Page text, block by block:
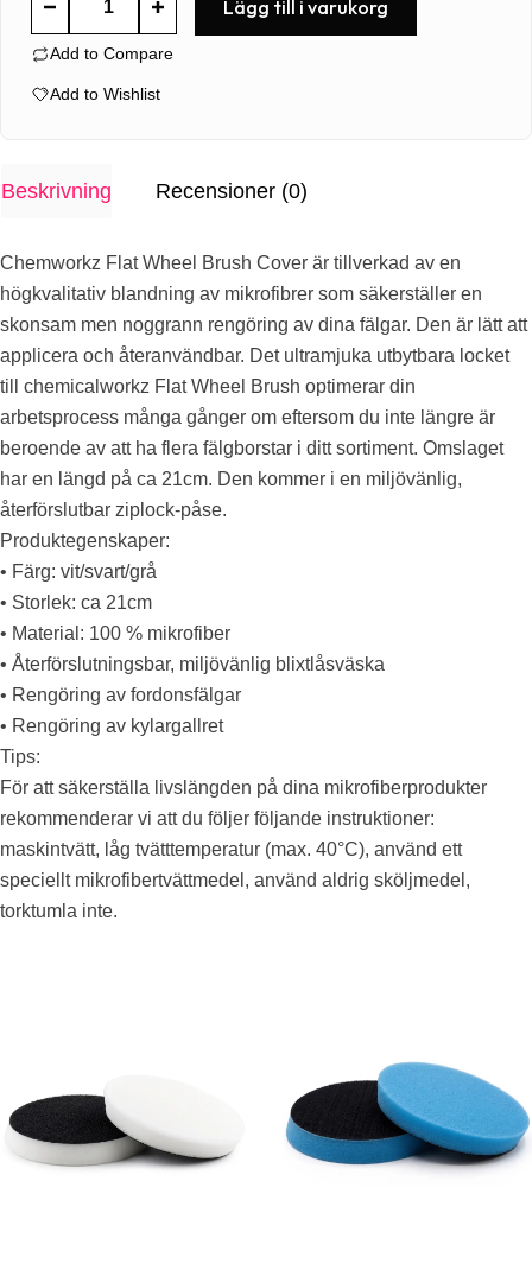
Wheel
Brush
Lägg till i varukorg
Add to Compare
Add to Wishlist
Beskrivning Recensioner (0)
Chemworkz Flat Wheel Brush Cover är tillverkad av en
högkvalitativ blandning av mikrofibrer som säkerställer en
skonsam men noggrann rengöring av dina fälgar. Den är lätt att
applicera och återanvändbar. Det ultramjuka utbytbara locket
till chemicalworkz Flat Wheel Brush optimerar din
arbetsprocess många gånger om eftersom du inte längre är
beroende av att ha flera fälgborstar i ditt sortiment. Omslaget
har en längd på ca 21cm. Den kommer i en miljövänlig,
återförslutbar ziplock-påse.
Produktegenskaper:
• Färg: vit/svart/grå
• Storlek: ca 21cm
• Material: 100 % mikrofiber
• Återförslutningsbar, miljövänlig blixtlåsväska
• Rengöring av fordonsfälgar
• Rengöring av kylargallret
Tips:
För att säkerställa livslängden på dina mikrofiberprodukter
rekommenderar vi att du följer följande instruktioner:
maskintvätt, låg tvätttemperatur (max. 40°C), använd ett
speciellt mikrofibertvättmedel, använd aldrig sköljmedel,
torktumla inte.